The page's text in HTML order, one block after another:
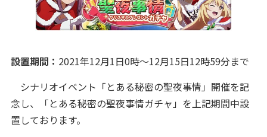
設置期間： 2021年12月1日0時～12月15日12時59分まで
シナリオイベント「とある秘密の聖夜事情」開催を記
念し、「とある秘密の聖夜事情ガチャ」を上記期間中設
置しております。